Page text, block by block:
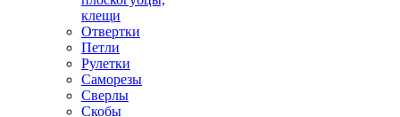
клещи
Отвертки
Петли
Рулетки
Саморезы
Сверлы
Скобы